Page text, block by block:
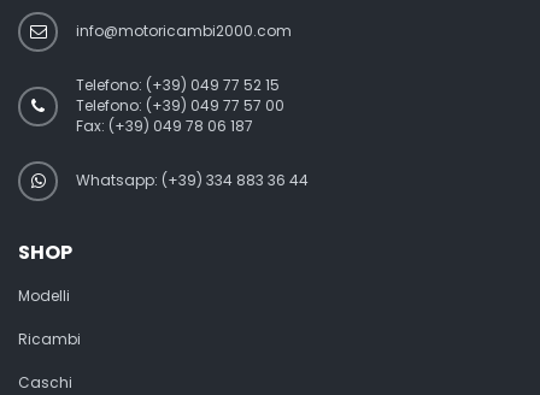
info@motoricambi2000.com
Telefono: (+39) 049 77 52 15
Telefono: (+39) 049 77 57 00
Fax: (+39) 049 78 06 187
Whatsapp: (+39) 334 883 36 44
SHOP
Modelli
Ricambi
Caschi